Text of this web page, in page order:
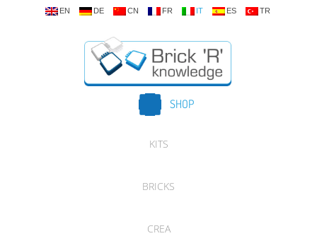
EN DE CN FR IT ES TR
SHOP
KITS
BRICKS
CREA